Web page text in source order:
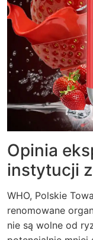
Opinia
instytucji
WHO, Polskie
renomowane
nie są wolne od